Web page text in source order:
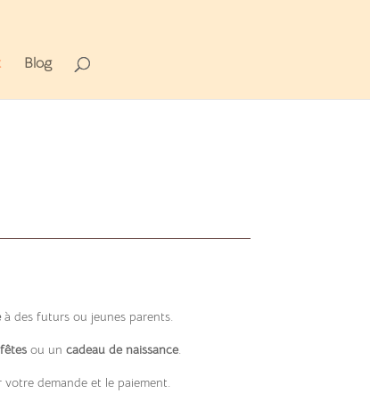
Blog
à des futurs ou jeunes parents.
fêtesou un cadeau de naissance.
demande et le paiement.